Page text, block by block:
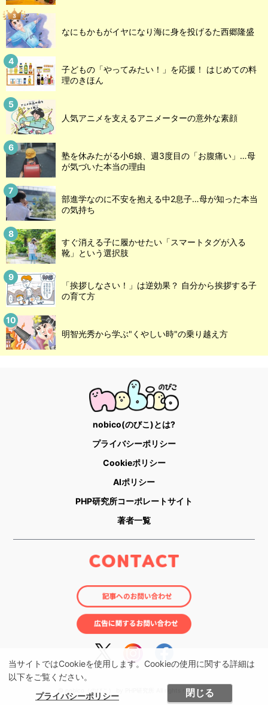
当サイトではCookieを使用します。Cookieの使用に関する詳細は
以下をご覧ください。
プライバシーポリシー
閉じる
なにもかもがイヤになり海に身を投げるた西郷隆盛
子どもの「やってみたい！」を応援！ はじめての料
理のきほん
人気アニメを支えるアニメーターの意外な素顔
塾を休みたがる小6娘、週3度目の「お腹痛い」…母
が気づいた本当の理由
部進学なのに不安を抱える中2息子…母が知った本当
の気持ち
すぐ消える子に履かせたい「スマートタグが入る
靴」という選択肢
「挨拶しなさい！」は逆効果？ 自分から挨拶する子
の育て方
明智光秀から学ぶ"くやしい時"の乗り越え方
nobico(のびこ)とは?
プライバシーポリシー
Cookieポリシー
AIポリシー
PHP研究所コーポレートサイト
著者一覧
© nobico（のびこ） by PHP研究所 All rights reserved.